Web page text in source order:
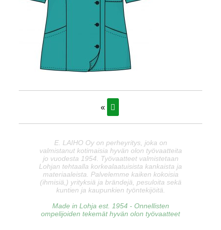
«
E. LAIHO Oy on perheyritys, joka on
valmistanut kotimaisia hyvän olon työvaatteita
jo vuodesta 1954. Työvaatteet valmistetaan
Lohjan tehtaalla korkealaatuisista kankaista ja
materiaaleista. Palvelemme kaiken kokoisia
(ihmisiä,) yrityksiä ja brändejä, pesuloita sekä
kuntien ja kaupunkien työntekijöitä.
Made in Lohja est. 1954 - Onnellisten
ompelijoiden tekemät hyvän olon työvaatteet